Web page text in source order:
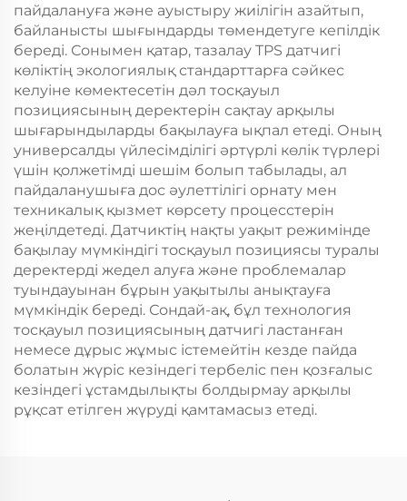
пайдалануға және ауыстыру жиілігін азайтып,
байланысты шығындарды төмендетуге кепілдік
береді. Сонымен қатар, тазалау TPS датчигі
көліктің экологиялық стандарттарға сәйкес
келуіне көмектесетін дәл тосқауыл
позициясының деректерін сақтау арқылы
шығарындыларды бақылауға ықпал етеді. Оның
универсалды үйлесімділігі әртүрлі көлік түрлері
үшін қолжетімді шешім болып табылады, ал
пайдаланушыға дос әулеттілігі орнату мен
техникалық қызмет көрсету процесстерін
жеңілдетеді. Датчиктің нақты уақыт режимінде
бақылау мүмкіндігі тосқауыл позициясы туралы
деректерді жедел алуға және проблемалар
туындауынан бұрын уақытылы анықтауға
мүмкіндік береді. Сондай-ақ, бұл технология
тосқауыл позициясының датчигі ластанған
немесе дұрыс жұмыс істемейтін кезде пайда
болатын жүріс кезіндегі тербеліс пен қозғалыс
кезіндегі ұстамдылықты болдырмау арқылы
рұқсат етілген жүруді қамтамасыз етеді.